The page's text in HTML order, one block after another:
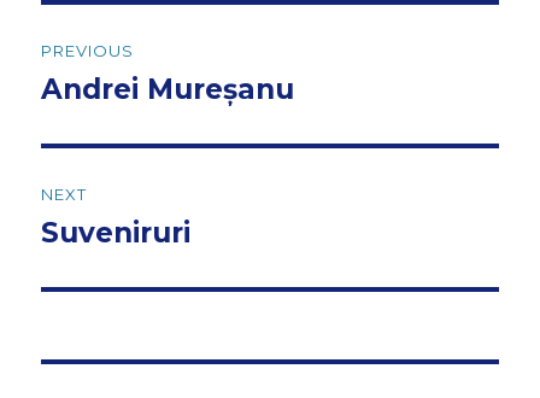
navigation
PREVIOUS
Previous
Andrei Mureșanu
NEXT
Next
Suveniruri